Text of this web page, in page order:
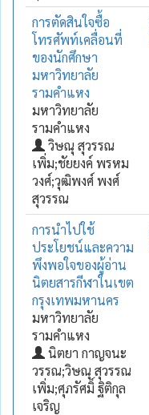
การตัดสินใจซื้อ
โทรศัพท์เคลื่อนที่
ของนักศึกษา
มหาวิทยาลัย
รามคำแหง
มหาวิทยาลัย
รามคำแหง
วิษณุ สุวรรณ
เพิ่ม;ชัยยงค์ พรหม
วงศ์;วุฒิพงศ์ พงศ์
สุวรรณ
การนำไปใช้
ประโยชน์และความ
พึงพอใจของผู้อ่าน
นิตยสารกีฬาในเขต
กรุงเทพมหานคร
มหาวิทยาลัย
รามคำแหง
นิตยา กาญจนะ
วรรณ;วิษณุ สุวรรณ
เพิ่ม;ศุภรัศมิ์ ฐิติกุล
เจริญ